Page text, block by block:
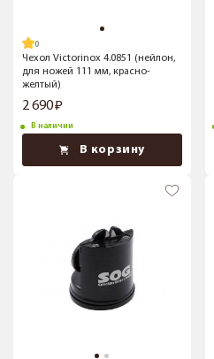
Чехол Victorinox 4.0851 (нейлон,
для ножей 111 мм, красно-
желтый)
2 690
В наличии
В корзину